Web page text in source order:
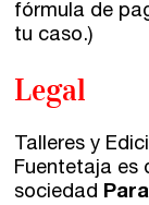
fórmula de
tu caso.)
Legal
Talleres y
Fuentetaja es
sociedad